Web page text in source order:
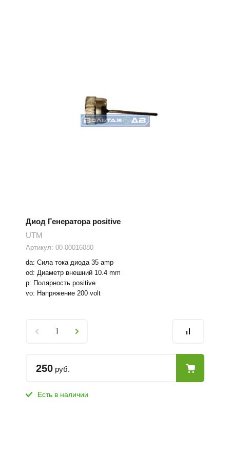
Диод Генератора positive
UTM
Артикул: 00-00016080
da: Сила тока диода 35 amp
od: Диаметр внешний 10.4 mm
p: Полярность positive
vo: Напряжение 200 volt
250 руб.
Есть в наличии